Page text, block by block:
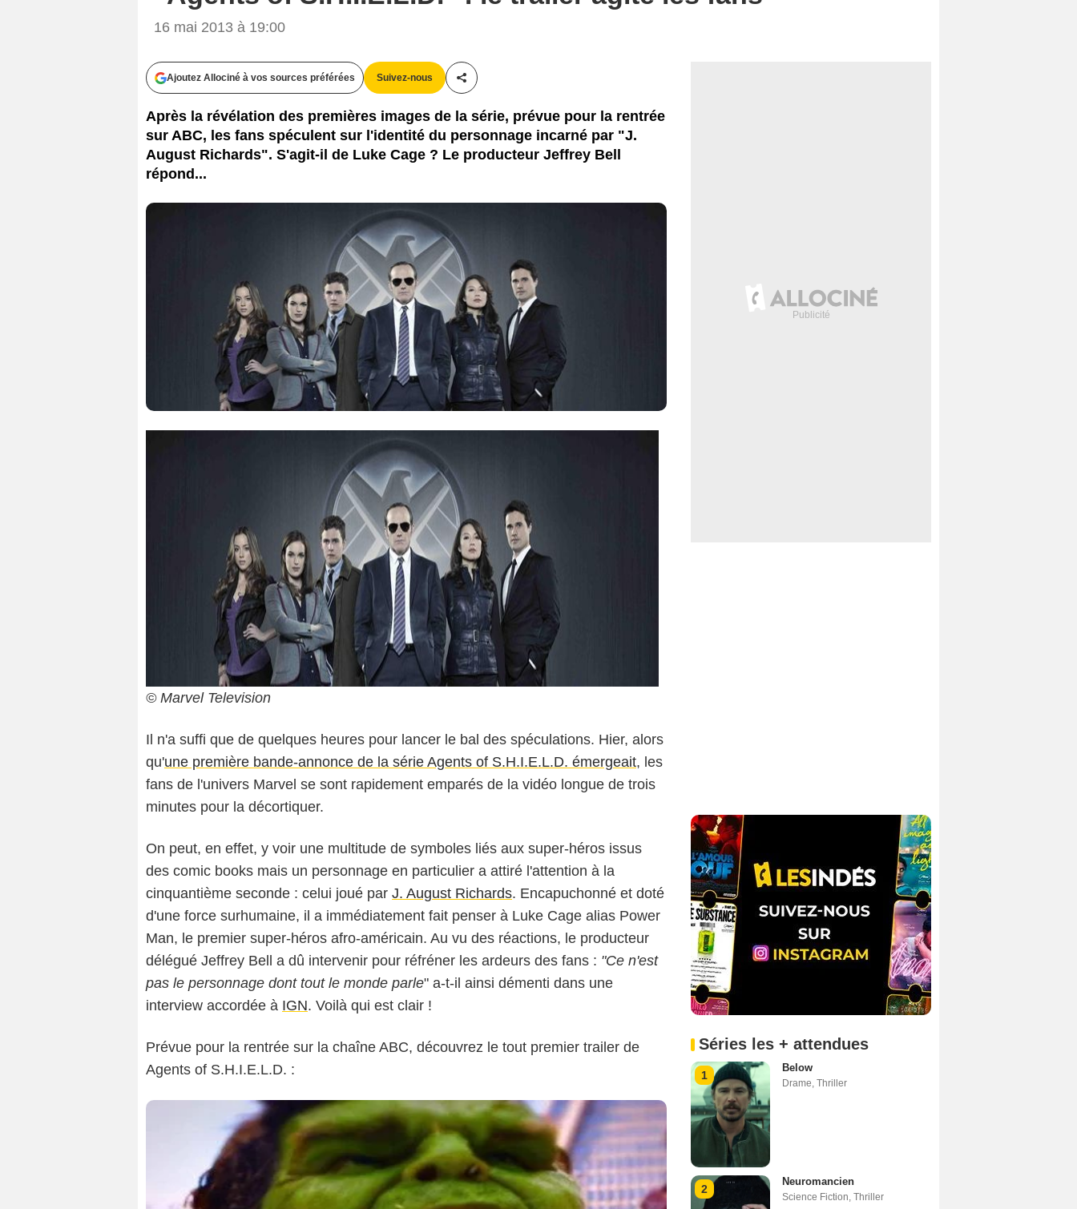
16 mai 2013 à 19:00
Ajoutez Allociné à vos sources préférées Suivez-nous
Partager cet article
Après la révélation des premières images de la série, prévue pour la rentrée
sur ABC, les fans spéculent sur l'identité du personnage incarné par "J.
August Richards". S'agit-il de Luke Cage ? Le producteur Jeffrey Bell
répond...
© Marvel Television
Il n'a suffi que de quelques heures pour lancer le bal des spéculations. Hier, alors
qu'une première bande-annonce de la série Agents of S.H.I.E.L.D. émergeait, les
fans de l'univers Marvel se sont rapidement emparés de la vidéo longue de trois
minutes pour la décortiquer.
On peut, en effet, y voir une multitude de symboles liés aux super-héros issus
des comic books mais un personnage en particulier a attiré l'attention à la
cinquantième seconde : celui joué par J. August Richards. Encapuchonné et doté
d'une force surhumaine, il a immédiatement fait penser à Luke Cage alias Power
Man, le premier super-héros afro-américain. Au vu des réactions, le producteur
délégué Jeffrey Bell a dû intervenir pour réfréner les ardeurs des fans : "Ce n'est
pas le personnage dont tout le monde parle" a-t-il ainsi démenti dans une
interview accordée à IGN. Voilà qui est clair !
Prévue pour la rentrée sur la chaîne ABC, découvrez le tout premier trailer de
Agents of S.H.I.E.L.D. :
Séries les + attendues
1
Below
Drame Thriller
2
Neuromancien
Science Fiction Thriller